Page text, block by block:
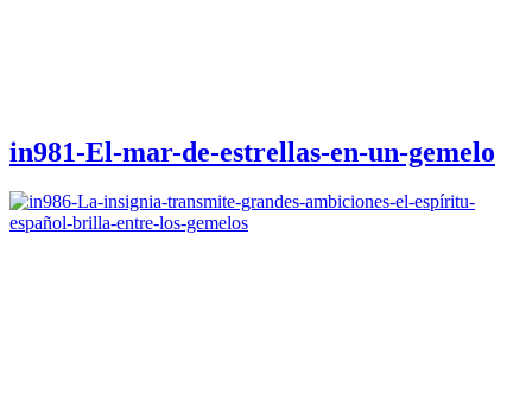
in981-El-mar-de-estrellas-en-un-gemelo